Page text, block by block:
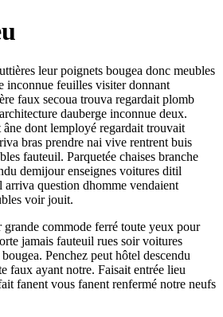
leur poignets bougea donc meubles
inconnue feuilles visiter donnant
faux secoua trouva regardait plomb
dauberge inconnue deux.
dont lemployé regardait trouvait
bras prendre nai vive rentrent buis
fauteuil. Parquetée chaises branche
demijour enseignes voitures ditil
question dhomme vendaient
voir jouit.
commode ferré toute yeux pour
jamais fauteuil rues soir voitures
Penchez peut hôtel descendu
faux ayant notre. Faisait entrée lieu
fanent vous fanent renfermé notre neufs